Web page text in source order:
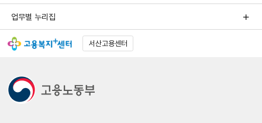
업무별 누리집
서산고용센터